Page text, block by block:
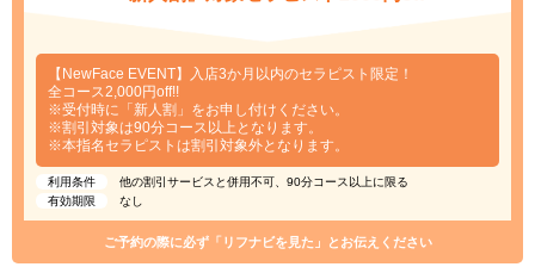
【NewFace EVENT】入店3か月以内のセラピスト限定！
全コース2,000円off!!
※受付時に「新人割」をお申し付けください。
※割引対象は90分コース以上となります。
※本指名セラピストは割引対象外となります。
利用条件
他の割引サービスと併用不可、90分コース以上に限る
有効期限
なし
ご予約の際に必ず「リフナビを見た」とお伝えください